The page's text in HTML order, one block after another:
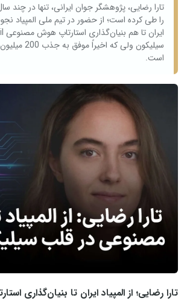
تارا رضایی، پژوهشگر جوان ایرانی، تنها در چند
را طی کرده است؛ از حضور در تیم ملی المپیاد
سیلیکون‌ ولی که
است.
تارا رضایی؛ از المپیاد ایران تا بنیان‌گذاری